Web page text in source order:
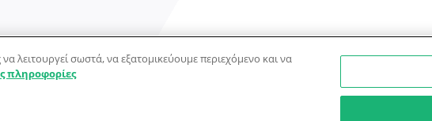
λειτουργεί σωστά, να εξατομικεύουμε περιεχόμενο και να
πληροφορίες